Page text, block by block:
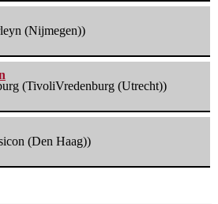
(Nijmegen))
(TivoliVredenburg (Utrecht))
(Den Haag))